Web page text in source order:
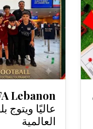
العالمية